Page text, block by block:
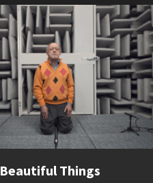
Beautiful Things